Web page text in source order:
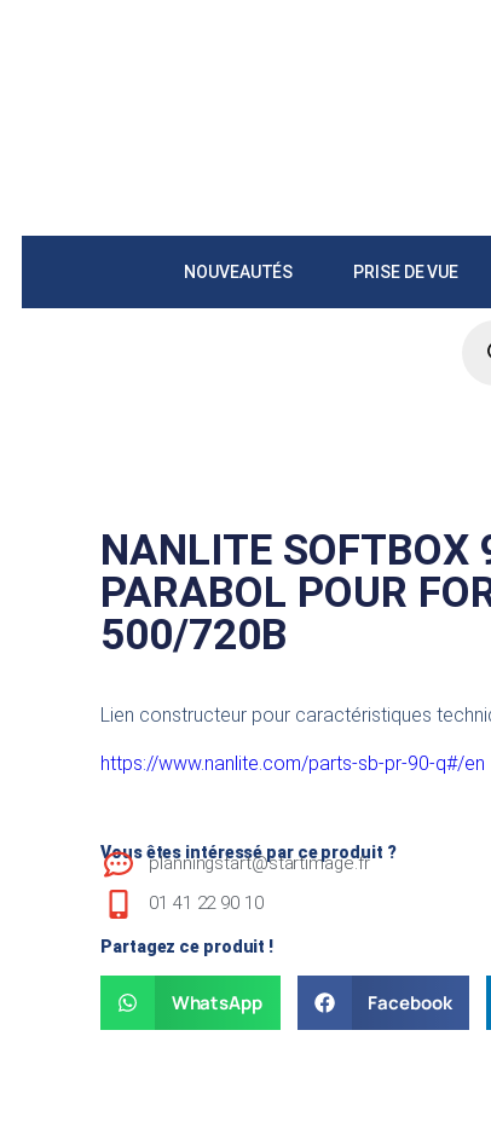
NOUVEAUTÉS PRISE DE VUE
NANLITE SOFTBOX
PARABOL POUR
500/720B
Lien constructeur pour caractéristiques
https://www.nanlite.com/parts-sb-pr-90-q#/en
Vous êtes intéressé par ce produit ?
planningstart@startimage.fr
01 41 22 90 10
Partagez ce produit !
WhatsApp Facebook